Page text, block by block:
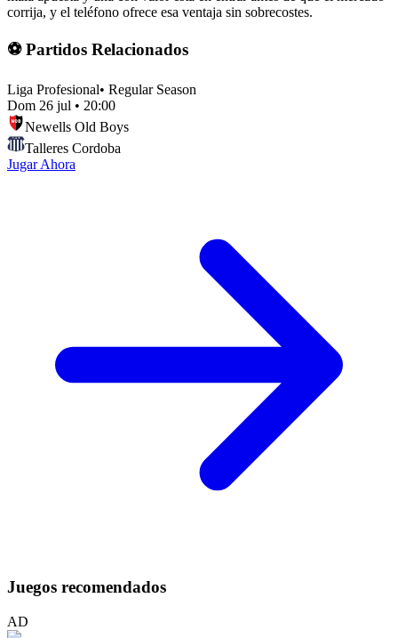
corrija, y el teléfono ofrece esa ventaja sin sobrecostes.
⚽ Partidos Relacionados
Liga Profesional• Regular Season
Dom 26 jul • 20:00
Newells Old Boys
Talleres Cordoba
Jugar Ahora
Juegos recomendados
AD